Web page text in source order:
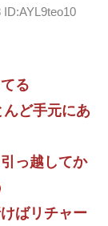
ID:AYL9teo10
る
ど手元にあ
っ越してか
ばリチャー